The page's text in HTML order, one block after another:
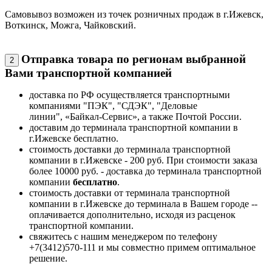
Самовывоз возможен из точек розничных продаж в г.Ижевск,
Воткинск, Можга, Чайковский.
2
Отправка товара по регионам выбранной
Вами транспортной компанией
доставка по РФ осуществляется транспортными
компаниями "ПЭК", "СДЭК", "Деловые
линии", «Байкал-Сервис», а также Почтой России.
доставим до терминала транспортной компании в
г.Ижевске бесплатно.
стоимость доставки до терминала транспортной
компании в г.Ижевске - 200 руб. При стоимости заказа
более 10000 руб. - доставка до терминала транспортной
компании бесплатно.
стоимость доставки от терминала транспортной
компании в г.Ижевске до терминала в Вашем городе --
оплачивается дополнительно, исходя из расценок
транспортной компании.
свяжитесь с нашим менеджером по телефону
+7(3412)570-111 и мы совместно примем оптимальное
решение.